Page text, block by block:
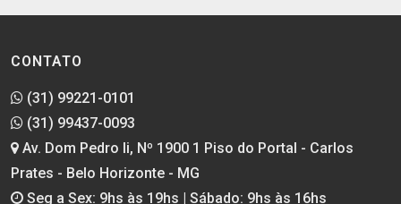
CONTATO
(31) 99221-0101
(31) 99437-0093
Av. Dom Pedro Ii, Nº 1900 1 Piso do Portal - Carlos
Prates - Belo Horizonte - MG
Seg a Sex: 9hs às 19hs | Sábado: 9hs às 16hs